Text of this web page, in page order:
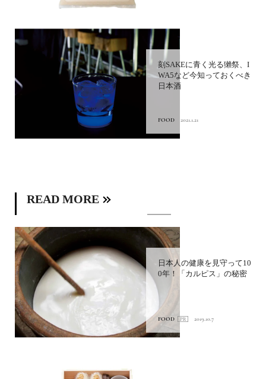
刻SAKEに青く光る獺祭、I
WA5など今知っておくべき
日本酒
FOOD 2021.1.21
READ MORE
日本人の健康を見守って10
0年！「カルピス」の秘密
FOOD 2019.10.7